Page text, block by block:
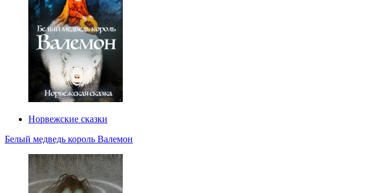
Норвежские сказки
Белый медведь король Валемон